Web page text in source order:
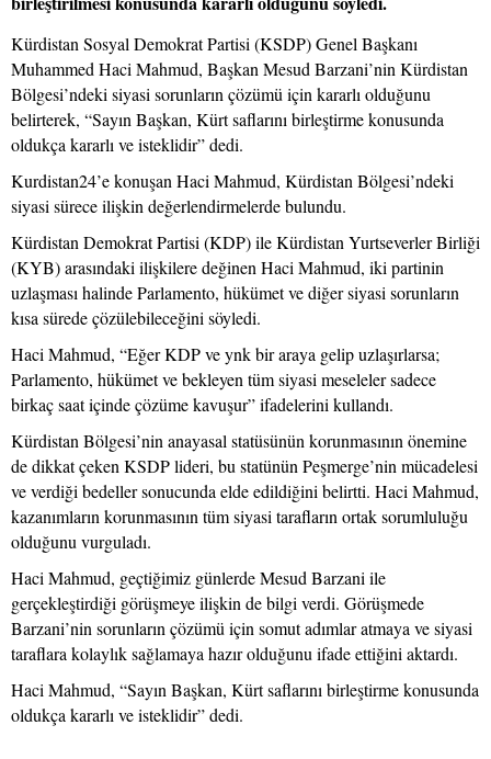
Kürdistan Sosyal Demokrat Partisi (KSDP) Genel Başkanı
Muhammed Haci Mahmud, Başkan Mesud Barzani’nin Kürdistan
Bölgesi’ndeki siyasi sorunların çözümü için kararlı olduğunu
belirterek, “Sayın Başkan, Kürt saflarını birleştirme konusunda
oldukça kararlı ve isteklidir” dedi.
Kurdistan24’e konuşan Haci Mahmud, Kürdistan Bölgesi’ndeki
siyasi sürece ilişkin değerlendirmelerde bulundu.
Kürdistan Demokrat Partisi (KDP) ile Kürdistan Yurtseverler Birliği
(KYB) arasındaki ilişkilere değinen Haci Mahmud, iki partinin
uzlaşması halinde Parlamento, hükümet ve diğer siyasi sorunların
kısa sürede çözülebileceğini söyledi.
Haci Mahmud, “Eğer KDP ve ynk bir araya gelip uzlaşırlarsa;
Parlamento, hükümet ve bekleyen tüm siyasi meseleler sadece
birkaç saat içinde çözüme kavuşur” ifadelerini kullandı.
Kürdistan Bölgesi’nin anayasal statüsünün korunmasının önemine
de dikkat çeken KSDP lideri, bu statünün Peşmerge’nin mücadelesi
ve verdiği bedeller sonucunda elde edildiğini belirtti. Haci Mahmud,
kazanımların korunmasının tüm siyasi tarafların ortak sorumluluğu
olduğunu vurguladı.
Haci Mahmud, geçtiğimiz günlerde Mesud Barzani ile
gerçekleştirdiği görüşmeye ilişkin de bilgi verdi. Görüşmede
Barzani’nin sorunların çözümü için somut adımlar atmaya ve siyasi
taraflara kolaylık sağlamaya hazır olduğunu ifade ettiğini aktardı.
Haci Mahmud, “Sayın Başkan, Kürt saflarını birleştirme konusunda
oldukça kararlı ve isteklidir” dedi.